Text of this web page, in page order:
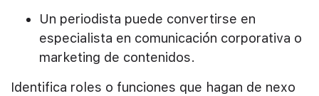
Un periodista puede convertirse en
especialista en comunicación corporativa o
marketing de contenidos.
Identifica roles o funciones que hagan de nexo